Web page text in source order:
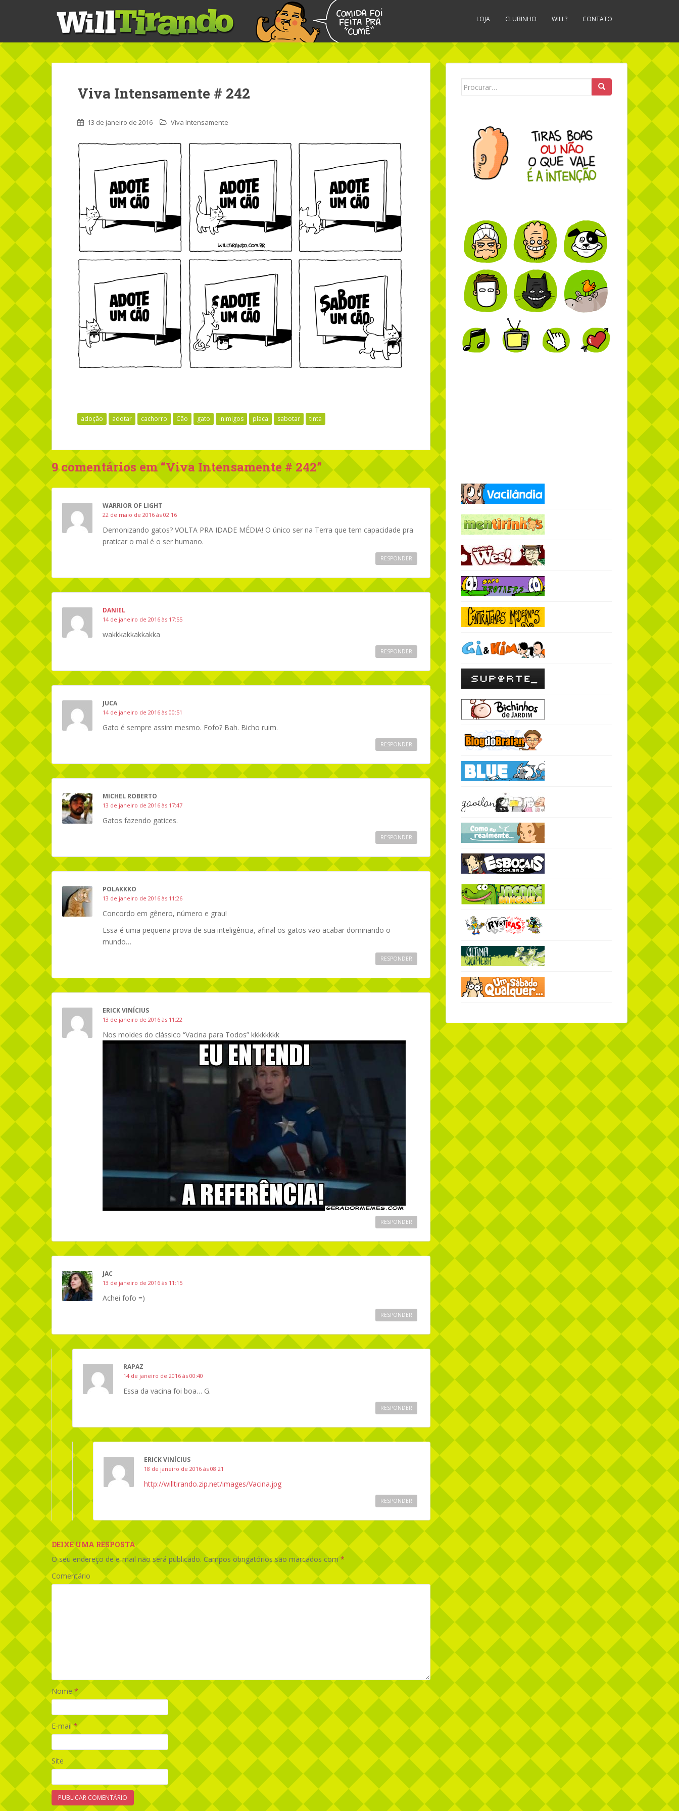
p
m
n
o
e
LOJA CLUBINHO WILL? CONTATO
Viva Intensamente # 242
13 de janeiro de 2016 Viva Intensamente
adoção adotar cachorro Cão gato inimigos placa sabotar tinta
9 comentários em “Viva Intensamente # 242”
WARRIOR OF LIGHT
22 de maio de 2016 às 02:16
Demonizando gatos? VOLTA PRA IDADE MÉDIA! O único ser na Terra que tem capacidade pra
praticar o mal é o ser humano.
RESPONDER
DANIEL
14 de janeiro de 2016 às 17:55
wakkkakkakkakka
RESPONDER
JUCA
14 de janeiro de 2016 às 00:51
Gato é sempre assim mesmo. Fofo? Bah. Bicho ruim.
RESPONDER
MICHEL ROBERTO
13 de janeiro de 2016 às 17:47
Gatos fazendo gatices.
RESPONDER
POLAKKKO
13 de janeiro de 2016 às 11:26
Concordo em gênero, número e grau!
Essa é uma pequena prova de sua inteligência, afinal os gatos vão acabar dominando o
mundo…
RESPONDER
ERICK VINÍCIUS
13 de janeiro de 2016 às 11:22
Nos moldes do clássico “Vacina para Todos” kkkkkkkk
RESPONDER
JAC
13 de janeiro de 2016 às 11:15
Achei fofo =)
RESPONDER
RAPAZ
14 de janeiro de 2016 às 00:40
Essa da vacina foi boa… G.
RESPONDER
ERICK VINÍCIUS
18 de janeiro de 2016 às 08:21
http://willtirando.zip.net/images/Vacina.jpg
RESPONDER
DEIXE UMA RESPOSTA
O seu endereço de e-mail não será publicado. Campos obrigatórios são marcados com*
Comentário
Nome *
E-mail*
Site
Search for: